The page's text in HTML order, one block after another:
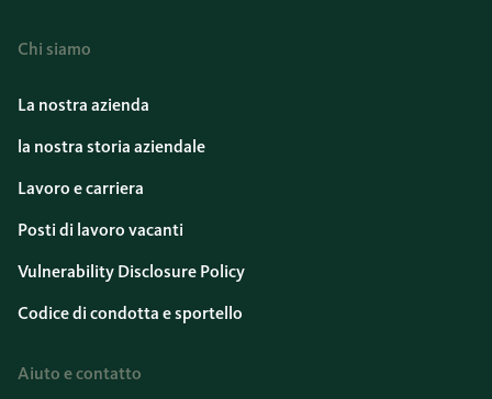
Chi siamo
La nostra azienda
la nostra storia aziendale
Lavoro e carriera
Posti di lavoro vacanti
Vulnerability Disclosure Policy
Codice di condotta e sportello
Aiuto e contatto